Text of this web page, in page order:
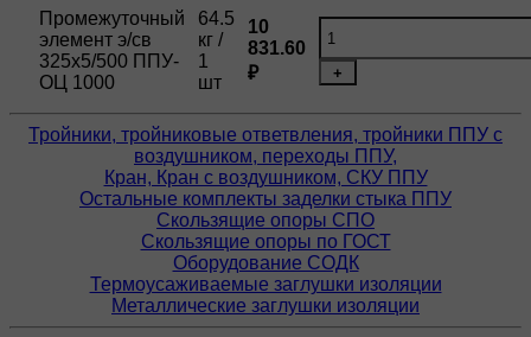
Промежуточный
элемент э/св
325х5/500 ППУ-
ОЦ 1000
64.5
кг /
1
шт
10
831.60
₽
+
Тройники, тройниковые ответвления, тройники ППУ с
воздушником, переходы ППУ,
Кран, Кран с воздушником, СКУ ППУ
Остальные комплекты заделки стыка ППУ
Скользящие опоры СПО
Скользящие опоры по ГОСТ
Оборудование СОДК
Термоусаживаемые заглушки изоляции
Металлические заглушки изоляции